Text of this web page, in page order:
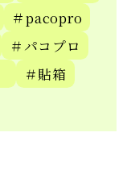
＃pacopro
＃パコプロ
＃貼箱